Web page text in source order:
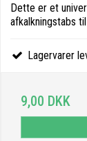
Dette er et
afkalkningstabs
Lagervarer
9,00 DKK